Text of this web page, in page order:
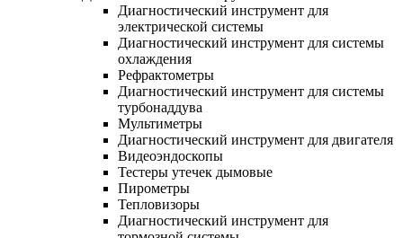
Диагностический инструмент для
электрической системы
Диагностический инструмент для системы
охлаждения
Рефрактометры
Диагностический инструмент для системы
турбонаддува
Мультиметры
Диагностический инструмент для двигателя
Видеоэндоскопы
Тестеры утечек дымовые
Пирометры
Тепловизоры
Диагностический инструмент для